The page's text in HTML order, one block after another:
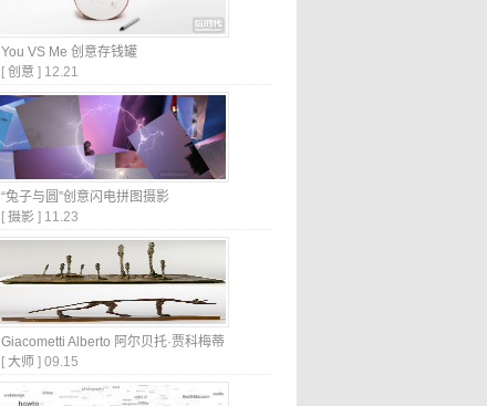
You VS Me 创意存钱罐
[ 创意 ] 12.21
“兔子与圆”创意闪电拼图摄影
[ 摄影 ] 11.23
Giacometti Alberto 阿尔贝托·贾科梅蒂
[ 大师 ] 09.15